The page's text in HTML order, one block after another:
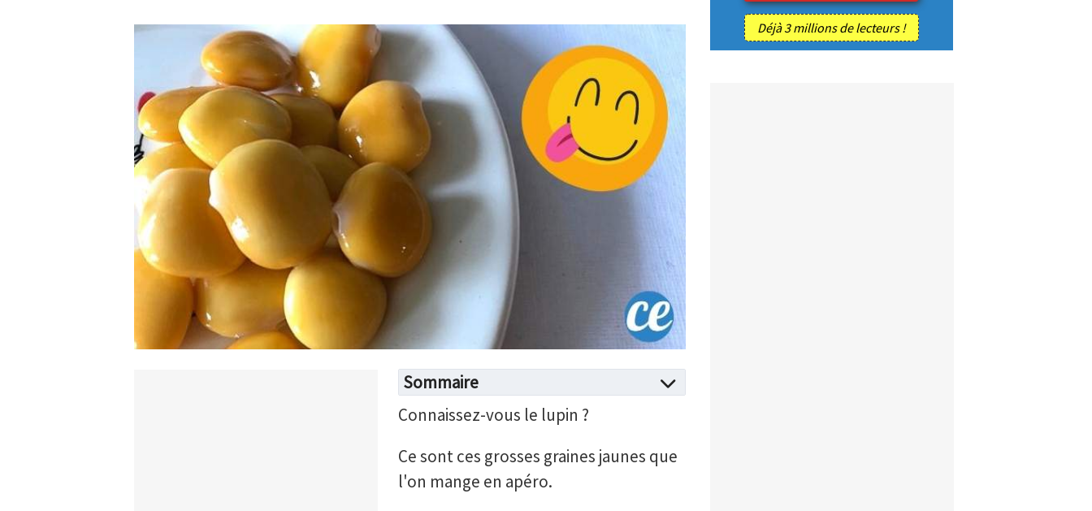
Sommaire
Connaissez-vous le lupin ?
Ce sont ces grosses graines jaunes que
l'on mange en apéro.
Déjà 3 millions de lecteurs !